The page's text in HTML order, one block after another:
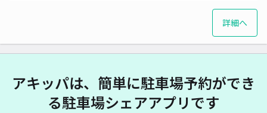
詳細へ
アキッパは、簡単に駐車場予約ができ
る駐車場シェアアプリです